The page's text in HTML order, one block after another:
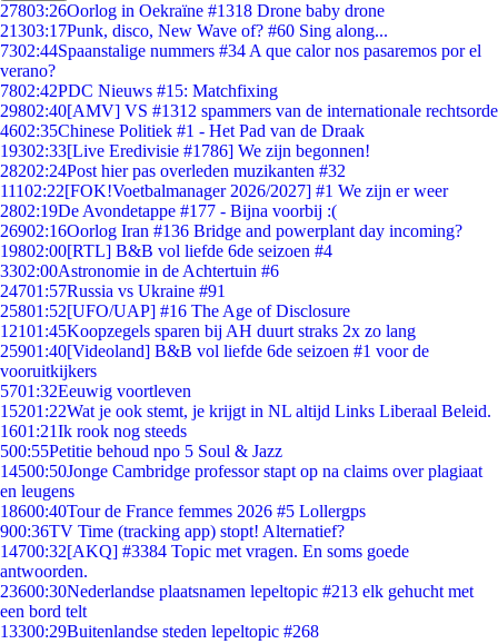
27803:26Oorlog in Oekraïne #1318 Drone baby drone
21303:17Punk, disco, New Wave of? #60 Sing along...
7302:44Spaanstalige nummers #34 A que calor nos pasaremos por el
verano?
7802:42PDC Nieuws #15: Matchfixing
29802:40[AMV] VS #1312 spammers van de internationale rechtsorde
4602:35Chinese Politiek #1 - Het Pad van de Draak
19302:33[Live Eredivisie #1786] We zijn begonnen!
28202:24Post hier pas overleden muzikanten #32
11102:22[FOK!Voetbalmanager 2026/2027] #1 We zijn er weer
2802:19De Avondetappe #177 - Bijna voorbij :(
26902:16Oorlog Iran #136 Bridge and powerplant day incoming?
19802:00[RTL] B&B vol liefde 6de seizoen #4
3302:00Astronomie in de Achtertuin #6
24701:57Russia vs Ukraine #91
25801:52[UFO/UAP] #16 The Age of Disclosure
12101:45Koopzegels sparen bij AH duurt straks 2x zo lang
25901:40[Videoland] B&B vol liefde 6de seizoen #1 voor de
vooruitkijkers
5701:32Eeuwig voortleven
15201:22Wat je ook stemt, je krijgt in NL altijd Links Liberaal Beleid.
1601:21Ik rook nog steeds
500:55Petitie behoud npo 5 Soul & Jazz
14500:50Jonge Cambridge professor stapt op na claims over plagiaat
en leugens
18600:40Tour de France femmes 2026 #5 Lollergps
900:36TV Time (tracking app) stopt! Alternatief?
14700:32[AKQ] #3384 Topic met vragen. En soms goede
antwoorden.
23600:30Nederlandse plaatsnamen lepeltopic #213 elk gehucht met
een bord telt
13300:29Buitenlandse steden lepeltopic #268